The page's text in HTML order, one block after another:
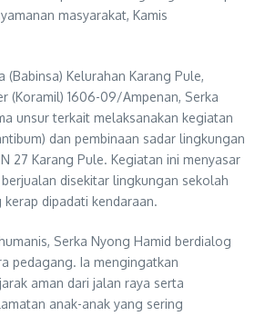
masyarakat, Kamis
(Babinsa) Kelurahan Karang Pule,
(Koramil) 1606-09/Ampenan, Serka
unsur terkait melaksanakan kegiatan
dan pembinaan sadar lingkungan
27 Karang Pule. Kegiatan ini menyasar
disekitar lingkungan sekolah
dipadati kendaraan.
Serka Nyong Hamid berdialog
pedagang. Ia mengingatkan
aman dari jalan raya serta
anak-anak yang sering